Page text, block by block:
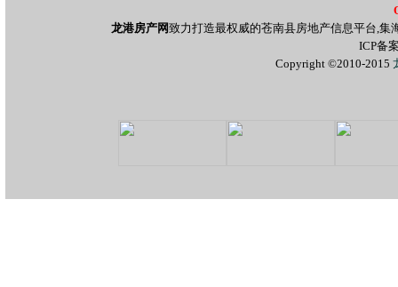
龙港房产网致力打造最权威的苍南县房地产信息平台,
ICP备
Copyright ©2010-2015